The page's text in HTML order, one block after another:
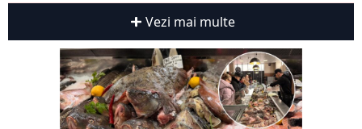
Vezi mai multe